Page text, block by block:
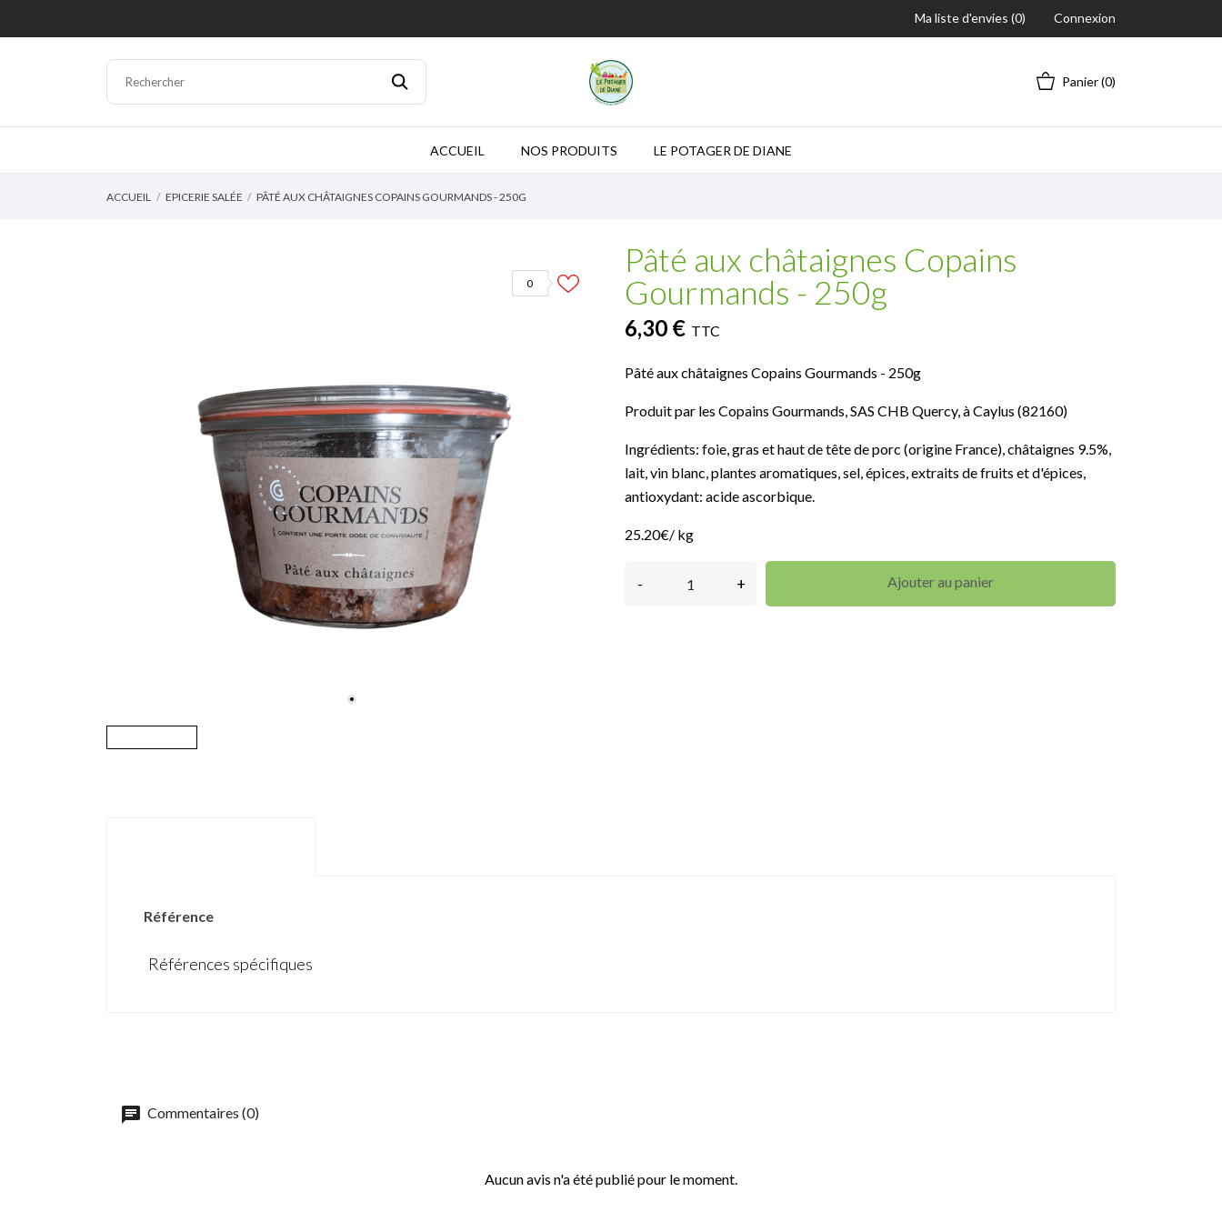
Ma liste d'envies (0) Connexion
Panier(0)
ACCUEIL NOS PRODUITS LE POTAGER DE DIANE
ACCUEIL EPICERIE SALÉE PÂTÉ AUX CHÂTAIGNES COPAINS GOURMANDS - 250G
0
Pâté aux châtaignes Copains
Gourmands - 250g
6,30 € TTC
Pâté aux châtaignes Copains Gourmands - 250g
Produit par les Copains Gourmands, SAS CHB Quercy, à Caylus (82160)
Ingrédients: foie, gras et haut de tête de porc (origine France), châtaignes 9.5%,
lait, vin blanc, plantes aromatiques, sel, épices, extraits de fruits et d'épices,
antioxydant: acide ascorbique.
25.20€/ kg
- + Ajouter au panier
Référence
Références spécifiques
Commentaires (0)
Aucun avis n'a été publié pour le moment.